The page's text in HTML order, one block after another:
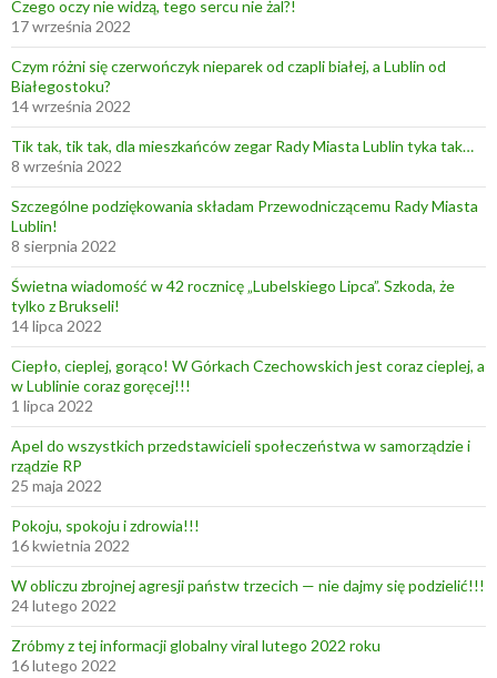
Czego oczy nie widzą, tego sercu nie żal?!
17 września 2022
Czym różni się czerwończyk nieparek od czapli białej, a Lublin od
Białegostoku?
14 września 2022
Tik tak, tik tak, dla mieszkańców zegar Rady Miasta Lublin tyka tak…
8 września 2022
Szczególne podziękowania składam Przewodniczącemu Rady Miasta
Lublin!
8 sierpnia 2022
Świetna wiadomość w 42 rocznicę „Lubelskiego Lipca”. Szkoda, że
tylko z Brukseli!
14 lipca 2022
Ciepło, cieplej, gorąco! W Górkach Czechowskich jest coraz cieplej, a
w Lublinie coraz goręcej!!!
1 lipca 2022
Apel do wszystkich przedstawicieli społeczeństwa w samorządzie i
rządzie RP
25 maja 2022
Pokoju, spokoju i zdrowia!!!
16 kwietnia 2022
W obliczu zbrojnej agresji państw trzecich — nie dajmy się podzielić!!!
24 lutego 2022
Zróbmy z tej informacji globalny viral lutego 2022 roku
16 lutego 2022